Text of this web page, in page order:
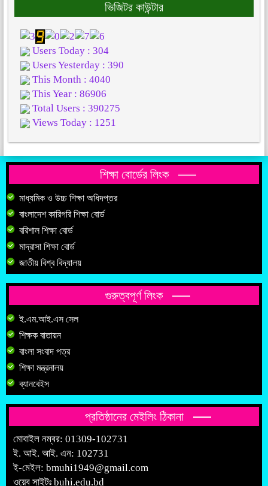
ভিজিটর কাউন্টার
Users Today : 304
Users Yesterday : 390
This Month : 4040
This Year : 86906
Total Users : 390275
Views Today : 1251
শিক্ষা বোর্ডের লিংক
মাধ্যমিক ও উচ্চ শিক্ষা অধিদপ্তর
বাংলাদেশ কারিগরি শিক্ষা বোর্ড
বরিশাল শিক্ষা বোর্ড
মাদ্রাসা শিক্ষা বোর্ড
জাতীয় বিশ্ব বিদ্যালয়
গুরুত্বপূর্ণ লিংক
ই.এম.আই.এস সেল
শিক্ষক বাতায়ন
বাংলা সংবাদ পত্র
শিক্ষা মন্ত্রনালয়
ব্যানবেইস
প্রতিষ্ঠানের মেইলিং ঠিকানা
মোবাইল নম্বর: 01309-102731
ই. আই. আই. এন: 102731
ই-মেইল: bmuhi1949@gmail.com
ওয়েব সাইটঃ buhi.edu.bd